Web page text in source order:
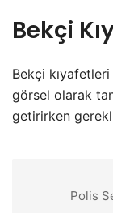
Bekçi
Bekçi
görsel olarak
getirirken
Polis